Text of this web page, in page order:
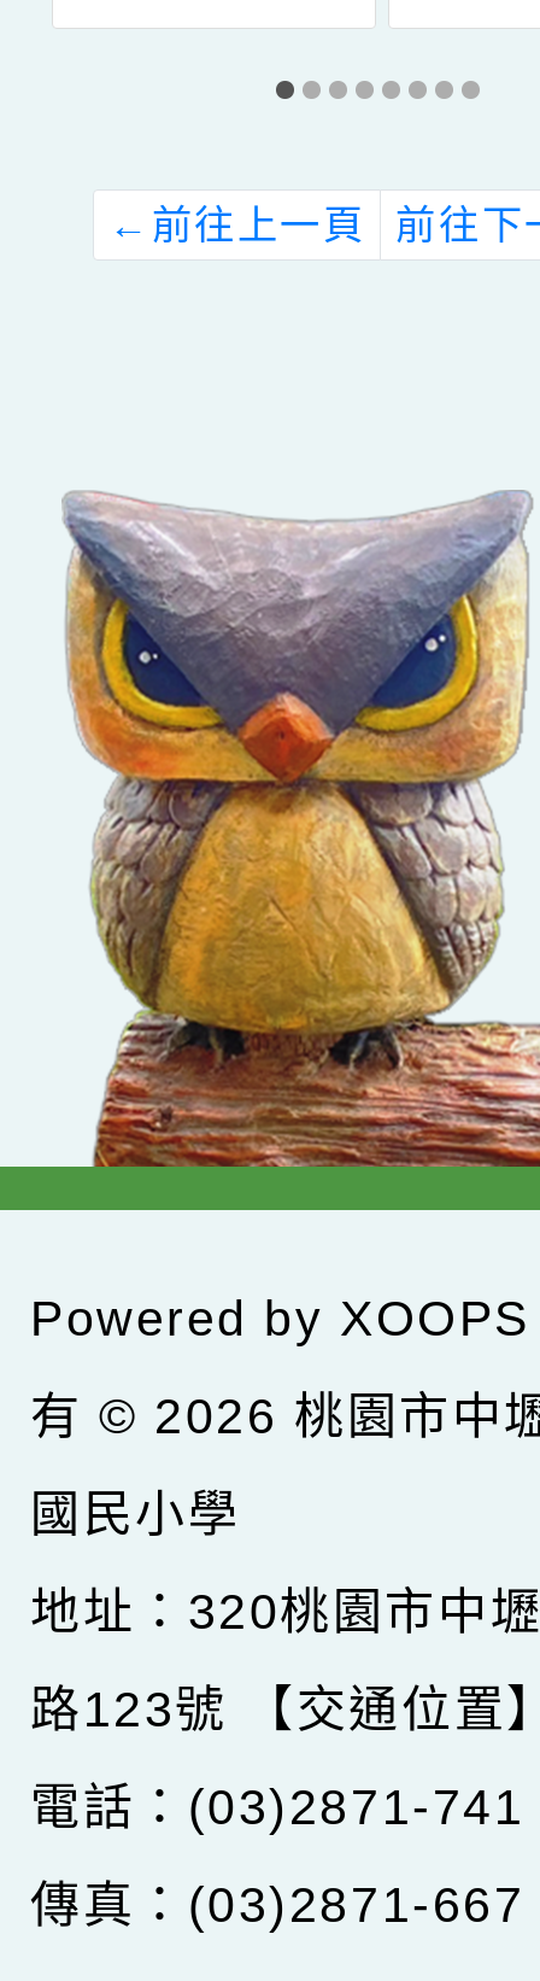
名須知與開課表
賽」
← 前往上一頁 前往下
Powered by XOOPS
有 © 2026 桃園市中
國民小學
地址：320桃園市中
路123號
【交通位置
電話：(03)2871-741
傳真：(03)2871-667